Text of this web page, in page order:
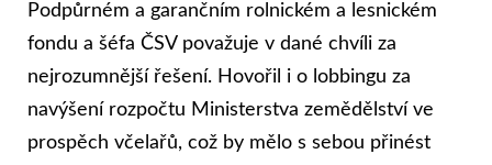
Podpůrném a garančním rolnickém a lesnickém
fondu a šéfa ČSV považuje v dané chvíli za
nejrozumnější řešení. Hovořil i o lobbingu za
navýšení rozpočtu Ministerstva zemědělství ve
prospěch včelařů, což by mělo s sebou přinést